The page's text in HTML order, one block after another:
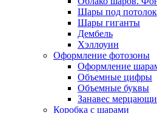
Шары под потолок
Шары гиганты
Дембель
Хэллоуин
Оформление фотозоны
Оформление
Объемные цифры
Объемные буквы
Занавес
Коробка с шарами